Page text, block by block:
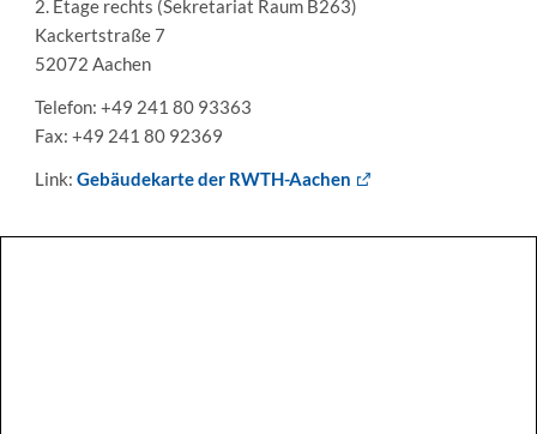
2. Etage rechts (Sekretariat Raum B263)
Kackertstraße 7
52072 Aachen
Telefon: +49 241 80 93363
Fax: +49 241 80 92369
Link: Gebäudekarte der RWTH-Aachen